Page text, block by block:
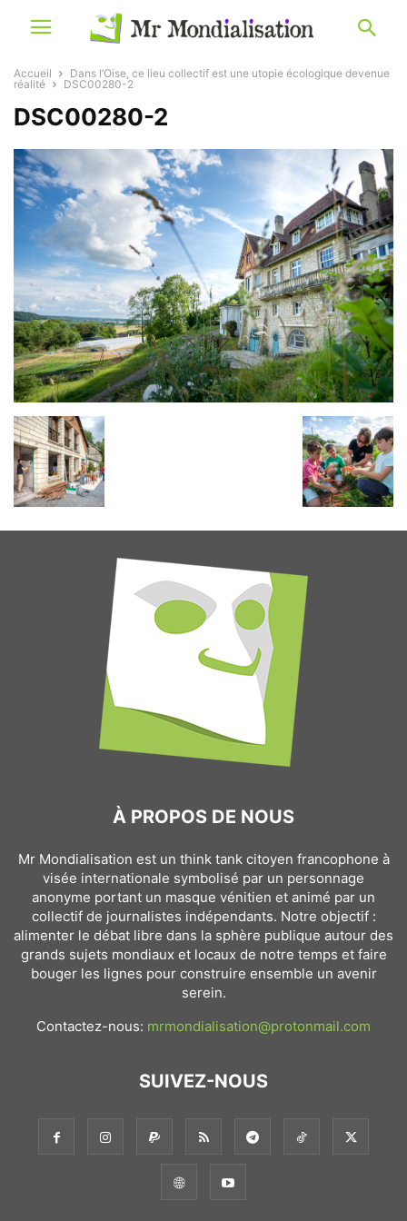
Accueil
Dans l’Oise, ce lieu collectif est une utopie écologique devenue
réalité
DSC00280-2
DSC00280-2
À PROPOS DE NOUS
Mr Mondialisation est un think tank citoyen francophone à
visée internationale symbolisé par un personnage
anonyme portant un masque vénitien et animé par un
collectif de journalistes indépendants. Notre objectif :
alimenter le débat libre dans la sphère publique autour des
grands sujets mondiaux et locaux de notre temps et faire
bouger les lignes pour construire ensemble un avenir
serein.
Contactez-nous: mrmondialisation@protonmail.com
SUIVEZ-NOUS